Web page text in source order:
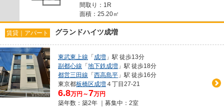
間取り：1R
面積：25.20㎡
賃貸｜アパート グランドハイツ成増
東武東上線 「成増 」駅 徒歩13分
副都心線 「地下鉄成増 」駅 徒歩18分
都営三田線 「西高島平 」駅 徒歩16分
東京都板橋区成増４丁目27-21
6.8万円～7万円
築年数：築2年 ｜募集中： 2室